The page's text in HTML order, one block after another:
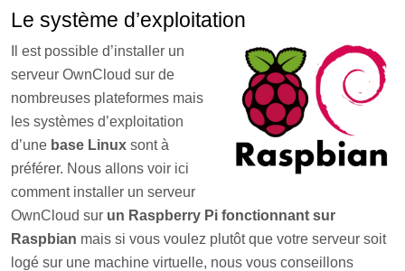
Le système d’exploitation
Il est possible d’installer un
serveur OwnCloud sur de
nombreuses plateformes mais
les systèmes d’exploitation
d’une base Linux sont à
préférer. Nous allons voir ici
comment installer un serveur
OwnCloud sur un Raspberry Pi fonctionnant sur
Raspbian mais si vous voulez plutôt que votre serveur soit
logé sur une machine virtuelle, nous vous conseillons